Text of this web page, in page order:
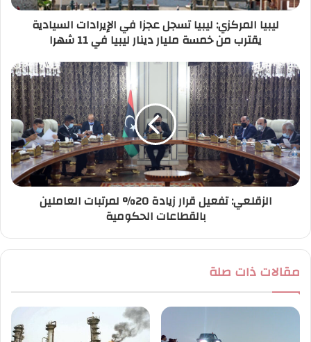
ر
ليبيا المركزي: ليبيا تسجل عجزا في الإيرادات السيادية
يقترب من خمسة مليار دينار ليبيا في 11 شهرا
الزقلعي: تفعيل قرار زيادة 20% لمرتبات العاملين
بالقطاعات الحكومية
مقالات ذات صلة